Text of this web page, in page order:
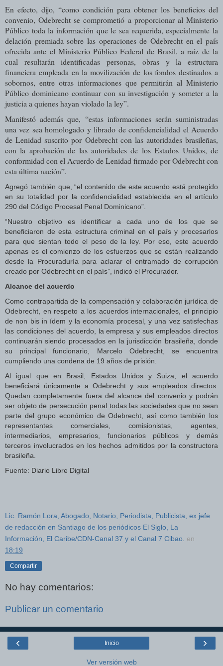
En efecto, dijo, “como condición para obtener los beneficios del
convenio, Odebrecht se comprometió a proporcionar al Ministerio
Público toda la información que le sea requerida, especialmente la
delación premiada sobre las operaciones de Odebrecht en el país
ofrecida ante el Ministerio Público Federal de Brasil, a raíz de la
cual resultarán identificadas personas, obras y la estructura
financiera empleada en la movilización de los fondos destinados a
sobornos, entre otras informaciones que permitirán al Ministerio
Público dominicano continuar con su investigación y someter a la
justicia a quienes hayan violado la ley”.
Manifestó además que, “estas informaciones serán suministradas
una vez sea homologado y librado de confidencialidad el Acuerdo
de Lenidad suscrito por Odebrecht con las autoridades brasileñas,
con la aprobación de las autoridades de los Estados Unidos, de
conformidad con el Acuerdo de Lenidad firmado por Odebrecht con
esta última nación”.
Agregó también que, “el contenido de este acuerdo está protegido
en su totalidad por la confidencialidad establecida en el artículo
290 del Código Procesal Penal Dominicano”.
“Nuestro objetivo es identificar a cada uno de los que se
beneficiaron de esta estructura criminal en el país y procesarlos
para que sientan todo el peso de la ley. Por eso, este acuerdo
apenas es el comienzo de los esfuerzos que se están realizando
desde la Procuraduría para aclarar el entramado de corrupción
creado por Odebrecht en el país”, indicó el Procurador.
Alcance del acuerdo
Como contrapartida de la compensación y colaboración jurídica de
Odebrecht, en respeto a los acuerdos internacionales, el principio
de non bis in ídem y la economía procesal, y una vez satisfechas
las condiciones del acuerdo, la empresa y sus empleados directos
continuarán siendo procesados en la jurisdicción brasileña, donde
su principal funcionario, Marcelo Odebrecht, se encuentra
cumpliendo una condena de 19 años de prisión.
Al igual que en Brasil, Estados Unidos y Suiza, el acuerdo
beneficiará únicamente a Odebrecht y sus empleados directos.
Quedan completamente fuera del alcance del convenio y podrán
ser objeto de persecución penal todas las sociedades que no sean
parte del grupo económico de Odebrecht, así como también los
representantes comerciales, comisionistas, agentes,
intermediarios, empresarios, funcionarios públicos y demás
terceros involucrados en los hechos admitidos por la constructora
brasileña.
Fuente: Diario Libre Digital
Lic. Ramón Lora, Abogado, Notario, Periodista, Publicista, ex jefe
de redacción en Santiago de los periódicos El Siglo, La
Información, El Caribe/CDN-Canal 37 y el Canal 7 Cibao. en
18:19
Compartir
No hay comentarios:
Publicar un comentario
‹ ›
Inicio
Ver versión web